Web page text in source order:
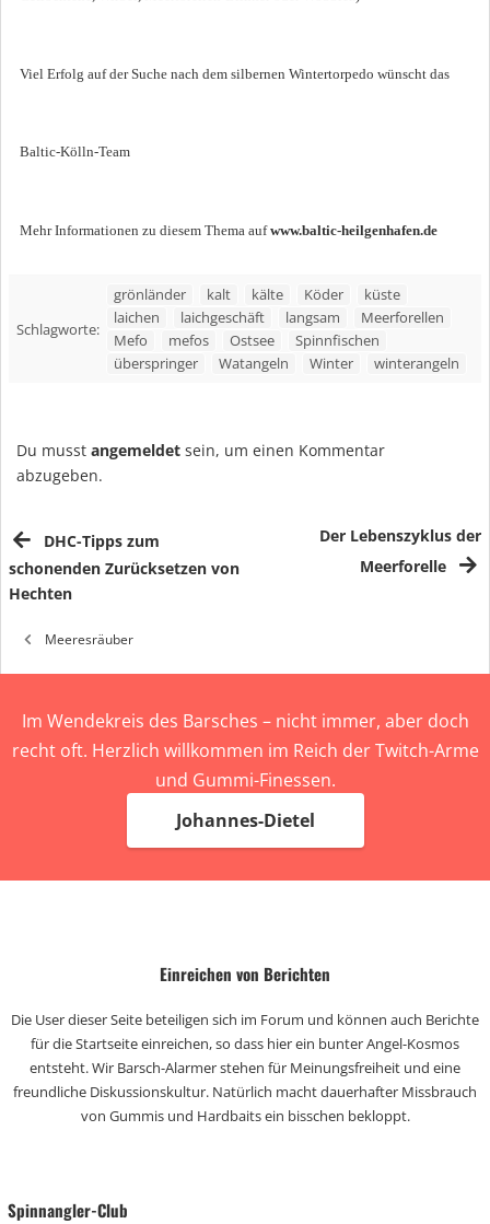
Viel Erfolg auf der Suche nach dem silbernen Wintertorpedo wünscht das
Baltic-Kölln-Team
Mehr Informationen zu diesem Thema aufwww.baltic-heilgenhafen.de
Schlagworte:
grönländer kalt kälte Köder
küste
laichen
laichgeschäft langsam
Meerforellen
Mefo
mefos Ostsee
Spinnfischen
überspringer
Watangeln Winter winterangeln
Du musst angemeldet sein, um einen Kommentar
abzugeben.
DHC-Tipps zum
schonenden Zurücksetzen von
Hechten
Der Lebenszyklus der
Meerforelle
Meeresräuber
Im Wendekreis des Barsches – nicht immer, aber doch
recht oft. Herzlich willkommen im Reich der Twitch-Arme
und Gummi-Finessen.
Johannes-Dietel
Einreichen von Berichten
Die User dieser Seite beteiligen sich im Forum und können auch Berichte
für die Startseite einreichen, so dass hier ein bunter Angel-Kosmos
entsteht. Wir Barsch-Alarmer stehen für Meinungsfreiheit und eine
freundliche Diskussionskultur. Natürlich macht dauerhafter Missbrauch
von Gummis und Hardbaits ein bisschen bekloppt.
Spinnangler-Club